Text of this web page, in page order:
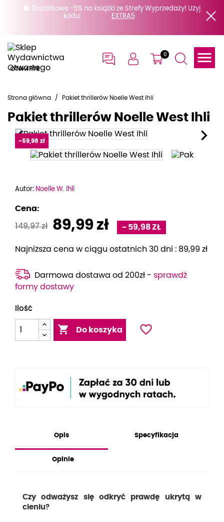
🛍️ Dodatkowe -5% na książki ze Strefy Wyprzedaży! Użyj
kodu:

0
Strona główna Pakiet thrillerów Noelle West Ihli
Pakiet thrillerów Noelle West Ihli
-59,98 zł
 
Autor: Noelle W. Ihli
Cena:
149,97 zł 89,99 zł - 59,98 ZŁ
Najniższa cena w ciągu ostatnich 30 dni : 89,99 zł
Darmowa dostawa od 200zł - sprawdź
formy dostawy
Ilość
 Do koszyka favorite_border
Opis Specyfikacja
Opinie
Czy odważysz się odkryć prawdę ukrytą w
cieniu?